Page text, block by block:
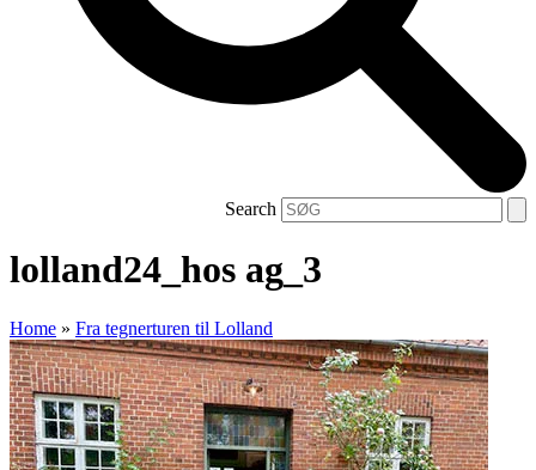
Search
lolland24_hos ag_3
Home » Fra tegnerturen til Lolland